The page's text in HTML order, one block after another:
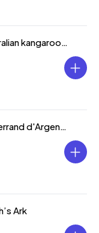
2 troy ounce Silver coin Australian kangaroo 2022 reverse gilded
2 oz South African Mint Krugerrand d'Argent Proof 2023
Ark